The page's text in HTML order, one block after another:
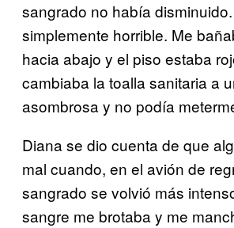
sangrado no había disminuido.
simplemente horrible. Me
hacia abajo y el piso estaba
cambiaba la toalla sanitaria a
asombrosa y no podía
Diana se dio cuenta de que
mal cuando, en el avión de
sangrado se volvió más
sangre me brotaba y me